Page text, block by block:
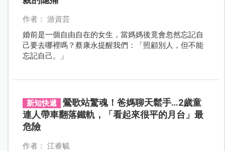
作者： 游資芸
婚前是一個自由自在的女生，當媽媽後竟會忽然忘記自
己要去哪裡嗎？蔡康永提醒我們：「照顧別人，但不能
忘記自己。」
新知快遞
鶯歌站驚魂！爸媽聊天鬆手…2歲童
連人帶車翻落鐵軌，「看起來很平的月台」最
危險
作者： 江睿毓